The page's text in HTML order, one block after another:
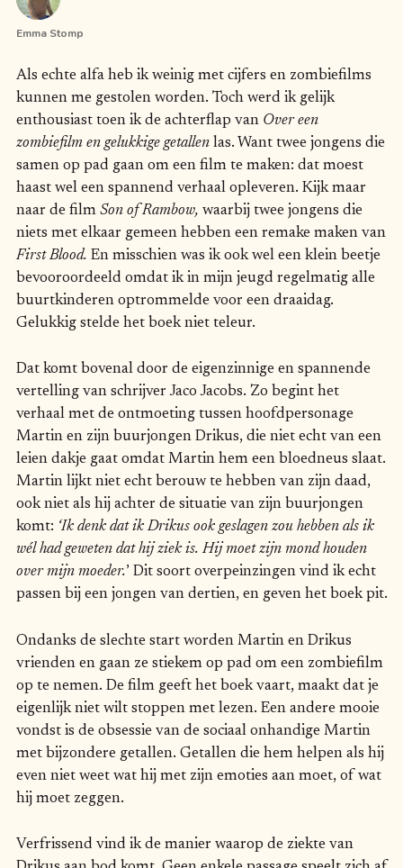
Emma Stomp
Als echte alfa heb ik weinig met cijfers en zombiefilms
kunnen me gestolen worden. Toch werd ik gelijk
enthousiast toen ik de achterflap van Over een
zombiefilm en gelukkige getallen las. Want twee jongens die
samen op pad gaan om een film te maken: dat moest
haast wel een spannend verhaal opleveren. Kijk maar
naar de film Son of Rambow, waarbij twee jongens die
niets met elkaar gemeen hebben een remake maken van
First Blood. En misschien was ik ook wel een klein beetje
bevooroordeeld omdat ik in mijn jeugd regelmatig alle
buurtkinderen optrommelde voor een draaidag.
Gelukkig stelde het boek niet teleur.
Dat komt bovenal door de eigenzinnige en spannende
vertelling van schrijver Jaco Jacobs. Zo begint het
verhaal met de ontmoeting tussen hoofdpersonage
Martin en zijn buurjongen Drikus, die niet echt van een
leien dakje gaat omdat Martin hem een bloedneus slaat.
Martin lijkt niet echt berouw te hebben van zijn daad,
ook niet als hij achter de situatie van zijn buurjongen
komt: ‘Ik denk dat ik Drikus ook geslagen zou hebben als ik
wél had geweten dat hij ziek is. Hij moet zijn mond houden
over mijn moeder.’ Dit soort overpeinzingen vind ik echt
passen bij een jongen van dertien, en geven het boek pit.
Ondanks de slechte start worden Martin en Drikus
vrienden en gaan ze stiekem op pad om een zombiefilm
op te nemen. De film geeft het boek vaart, maakt dat je
eigenlijk niet wilt stoppen met lezen. Een andere mooie
vondst is de obsessie van de sociaal onhandige Martin
met bijzondere getallen. Getallen die hem helpen als hij
even niet weet wat hij met zijn emoties aan moet, of wat
hij moet zeggen.
Verfrissend vind ik de manier waarop de ziekte van